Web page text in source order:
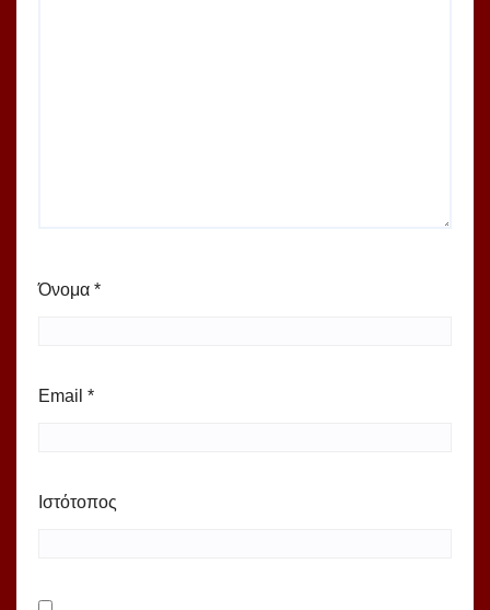
Όνομα *
Email *
Ιστότοπος